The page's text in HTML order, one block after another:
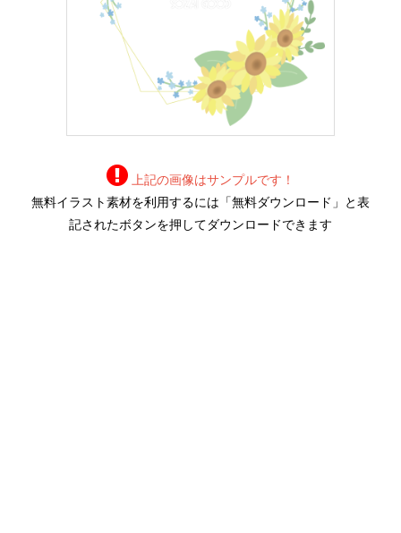
上記の画像はサンプルです！
無料イラスト素材を利用するには「無料ダウンロード」と表
記されたボタンを押してダウンロードできます